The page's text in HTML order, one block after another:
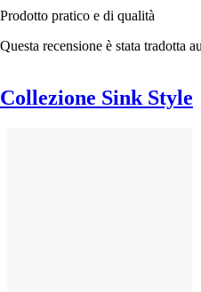
Prodotto pratico e di qualità
Questa recensione è stata tradotta
Collezione Sink Style